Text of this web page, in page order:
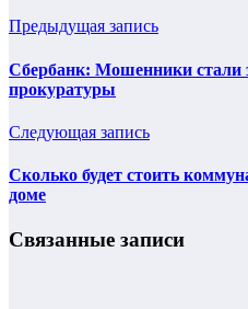
Предыдущая запись
Сбербанк: Мошенники стали
прокуратуры
Следующая запись
Сколько будет стоить
доме
Связанные записи